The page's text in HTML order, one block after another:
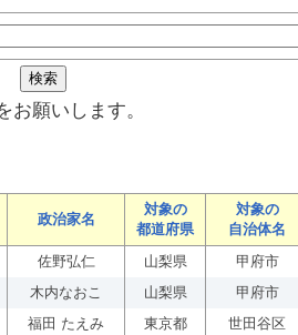
お願いします。
政治家名
対象の
都道府県
対象の
自治体名
佐野弘仁 山梨県 甲府市
木内なおこ 山梨県 甲府市
福田 たえみ 東京都 世田谷区